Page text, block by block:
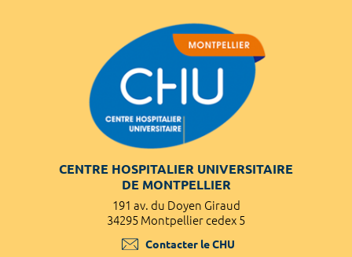
CENTRE HOSPITALIER UNIVERSITAIRE
DE MONTPELLIER
191 av. du Doyen Giraud
34295 Montpellier cedex 5
Contacter le CHU